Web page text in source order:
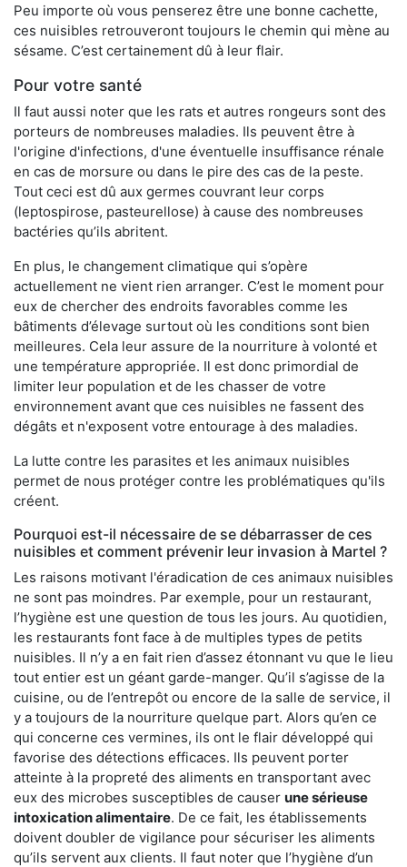
Peu importe où vous penserez être une bonne cachette,
ces nuisibles retrouveront toujours le chemin qui mène au
sésame. C’est certainement dû à leur flair.
Pour votre santé
Il faut aussi noter que les rats et autres rongeurs sont des
porteurs de nombreuses maladies. Ils peuvent être à
l'origine d'infections, d'une éventuelle insuffisance rénale
en cas de morsure ou dans le pire des cas de la peste.
Tout ceci est dû aux germes couvrant leur corps
(leptospirose, pasteurellose) à cause des nombreuses
bactéries qu’ils abritent.
En plus, le changement climatique qui s’opère
actuellement ne vient rien arranger. C’est le moment pour
eux de chercher des endroits favorables comme les
bâtiments d’élevage surtout où les conditions sont bien
meilleures. Cela leur assure de la nourriture à volonté et
une température appropriée. Il est donc primordial de
limiter leur population et de les chasser de votre
environnement avant que ces nuisibles ne fassent des
dégâts et n'exposent votre entourage à des maladies.
La lutte contre les parasites et les animaux nuisibles
permet de nous protéger contre les problématiques qu'ils
créent.
Pourquoi est-il nécessaire de se débarrasser de ces
nuisibles et comment prévenir leur invasion à Martel ?
Les raisons motivant l'éradication de ces animaux nuisibles
ne sont pas moindres. Par exemple, pour un restaurant,
l’hygiène est une question de tous les jours. Au quotidien,
les restaurants font face à de multiples types de petits
nuisibles. Il n’y a en fait rien d’assez étonnant vu que le lieu
tout entier est un géant garde-manger. Qu’il s’agisse de la
cuisine, ou de l’entrepôt ou encore de la salle de service, il
y a toujours de la nourriture quelque part. Alors qu’en ce
qui concerne ces vermines, ils ont le flair développé qui
favorise des détections efficaces. Ils peuvent porter
atteinte à la propreté des aliments en transportant avec
eux des microbes susceptibles de causer une sérieuse
intoxication alimentaire. De ce fait, les établissements
doivent doubler de vigilance pour sécuriser les aliments
qu’ils servent aux clients. Il faut noter que l’hygiène d’un